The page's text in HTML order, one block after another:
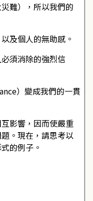
難），所以我們的
及個人的無助感。
須消除的強烈信
）變成我們的一貫
影響，因而使嚴重
。現在，請思考以
的例子。